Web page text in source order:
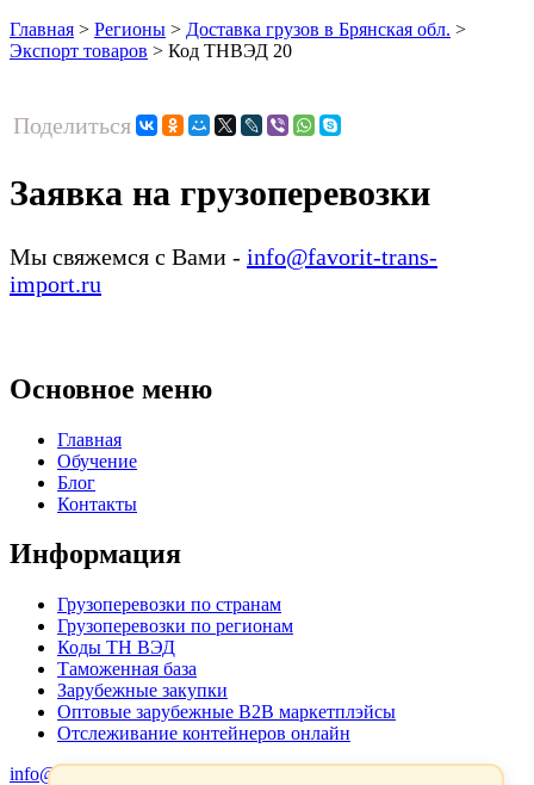
Главная > Регионы > Доставка грузов в Брянская обл. >
Экспорт товаров > Код ТНВЭД 20
Поделиться
Заявка на грузоперевозки
Мы свяжемся с Вами - info@favorit-trans-
import.ru
Основное меню
Главная
Обучение
Блог
Контакты
Информация
Грузоперевозки по странам
Грузоперевозки по регионам
Коды ТН ВЭД
Таможенная база
Зарубежные закупки
Оптовые зарубежные B2B маркетплэйсы
Отслеживание контейнеров онлайн
info@favorit-trans-import.ru